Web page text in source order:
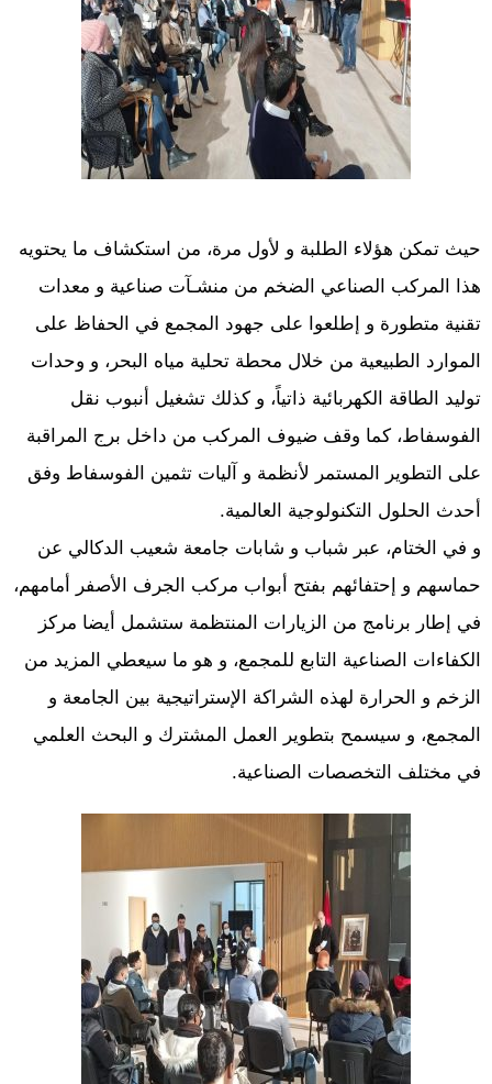
حيث تمكن هؤلاء الطلبة و لأول مرة، من استكشاف ما يحتويه
هذا المركب الصناعي الضخم من منشـآت صناعية و معدات
تقنية متطورة و إطلعوا على جهود المجمع في الحفاظ على
الموارد الطبيعية من خلال محطة تحلية مياه البحر، و وحدات
توليد الطاقة الكهربائية ذاتياً، و كذلك تشغيل أنبوب نقل
الفوسفاط، كما وقف ضيوف المركب من داخل برج المراقبة
على التطوير المستمر لأنظمة و آليات تثمين الفوسفاط وفق
أحدث الحلول التكنولوجية العالمية.
و في الختام، عبر شباب و شابات جامعة شعيب الدكالي عن
حماسهم و إحتفائهم بفتح أبواب مركب الجرف الأصفر أمامهم،
في إطار برنامج من الزيارات المنتظمة ستشمل أيضا مركز
الكفاءات الصناعية التابع للمجمع، و هو ما سيعطي المزيد من
الزخم و الحرارة لهذه الشراكة الإستراتيجية بين الجامعة و
المجمع، و سيسمح بتطوير العمل المشترك و البحث العلمي
في مختلف التخصصات الصناعية.